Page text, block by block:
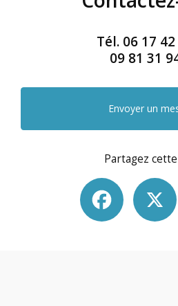
Tél. 06 17
09 81 31
Envoyer un
Partagez
Facebook